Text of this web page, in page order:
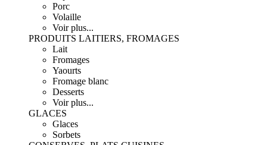
Porc
Volaille
Voir plus...
PRODUITS LAITIERS, FROMAGES
Lait
Fromages
Yaourts
Fromage blanc
Desserts
Voir plus...
GLACES
Glaces
Sorbets